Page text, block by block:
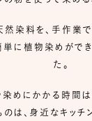
然染料を、手作業で
に植物染めができ
た。
染めにかかる時間は
は、身近なキッチ